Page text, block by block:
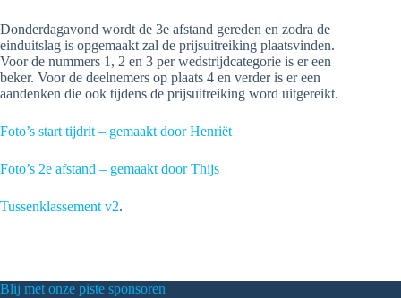
Donderdagavond wordt de 3e afstand gereden en zodra de
einduitslag is opgemaakt zal de prijsuitreiking plaatsvinden.
Voor de nummers 1, 2 en 3 per wedstrijdcategorie is er een
beker. Voor de deelnemers op plaats 4 en verder is er een
aandenken die ook tijdens de prijsuitreiking word uitgereikt.
Foto’s start tijdrit – gemaakt door Henriët
Foto’s 2e afstand – gemaakt door Thijs
Tussenklassement v2.
Blij met onze piste sponsoren